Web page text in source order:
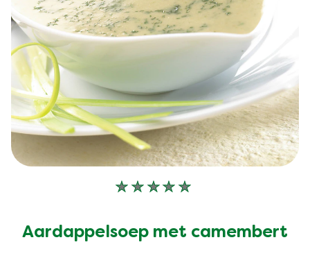
Geen
voor
Aardappelsoep met camembert